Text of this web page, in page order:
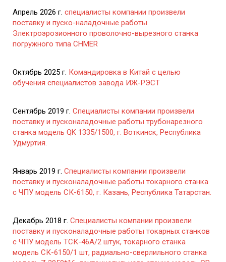
Апрель 2026 г. специалисты компании произвели
поставку и пуско-наладочные работы
Электроэрозионного проволочно-вырезного станка
погружного типа CHMER
Октябрь 2025 г. Командировка в Китай с целью
обучения специалистов завода ИЖ-РЭСТ
Сентябрь 2019 г. Специалисты компании произвели
поставку и пусконаладочные работы трубонарезного
станка модель QK 1335/1500, г. Воткинск, Республика
Удмуртия.
Январь 2019 г. Специалисты компании произвели
поставку и пусконаладочные работы токарного станка
с ЧПУ модель СК-6150, г. Казань, Республика Татарстан.
Декабрь 2018 г. Специалисты компании произвели
поставку и пусконаладочные работы токарных станков
с ЧПУ модель ТСК-46А/2 штук, токарного станка
модель СК-6150/1 шт, радиально-сверлильного станка